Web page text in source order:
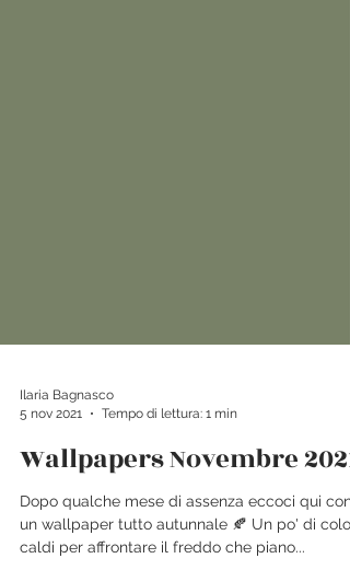
Ilaria Bagnasco
5 nov 2021
Tempo di lettura: 1 min
Wallpapers Novembre 2021
Dopo qualche mese di assenza eccoci qui con